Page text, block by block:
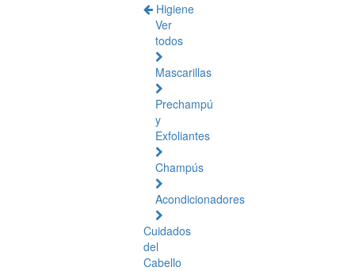
Higiene
Ver
todos
Mascarillas
Prechampú
y
Exfoliantes
Champús
Acondicionadores
Cuidados
del
Cabello